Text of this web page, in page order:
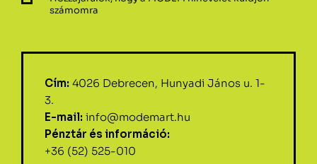
számomra
Cím: 4026 Debrecen, Hunyadi János u. 1-
3.
E-mail: info@modemart.hu
Pénztár és információ:
+36 (52) 525-010